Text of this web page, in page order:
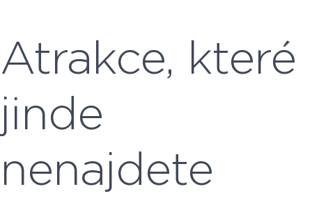
Atrakce, které
jinde
nenajdete